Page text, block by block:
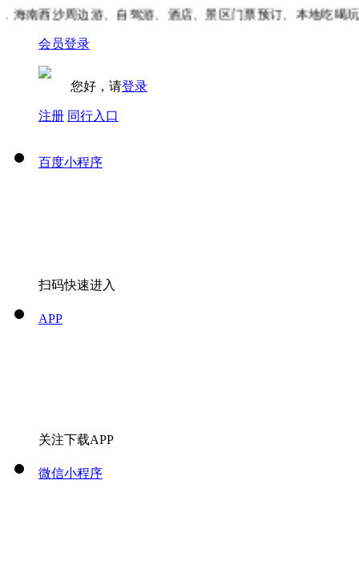
南西沙周边游、自驾游、酒店、景区门票预订、本地吃喝玩乐
会员登录
您好，请登录
注册 同行入口
百度小程序
APP